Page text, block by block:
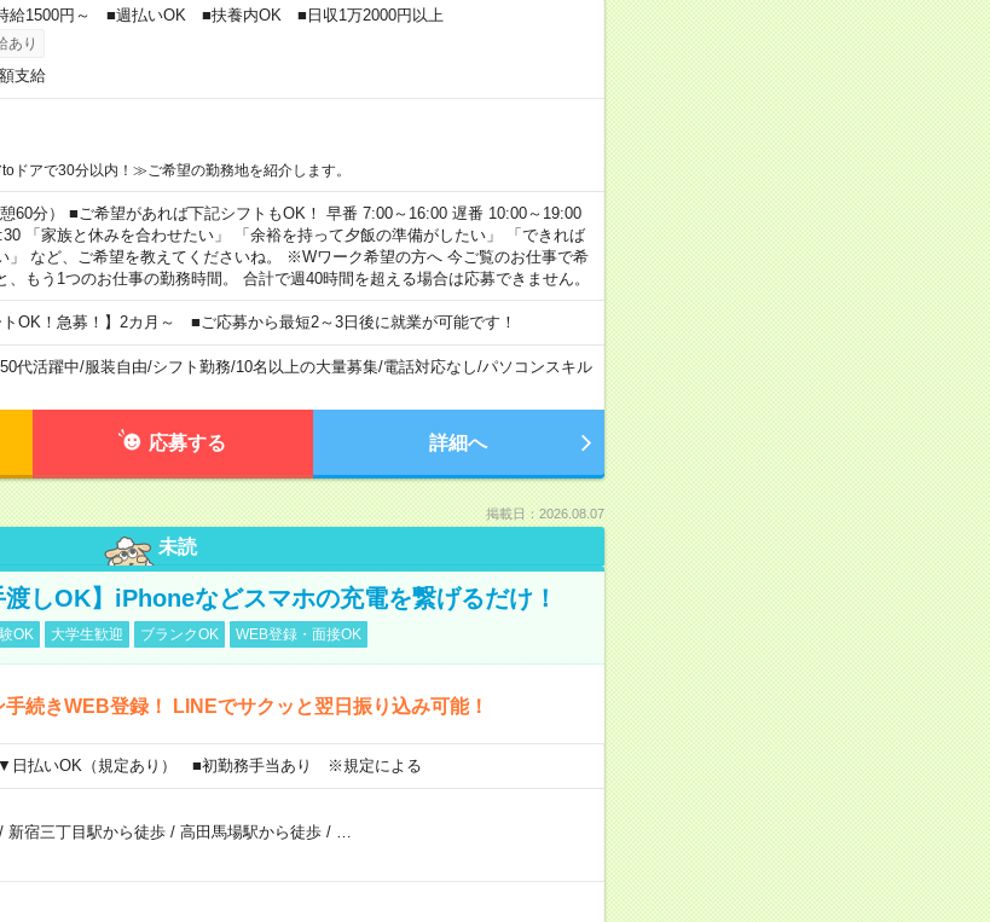
給1500円～ ■週払いOK ■扶養内OK ■日収1万2000円以上
あり
支給
ドアで30分以内！≫ご希望の勤務地を紹介します。
60分） ■ご希望があれば下記シフトもOK！ 早番 7:00～16:00 遅番 10:00～19:00
「家族と休みを合わせたい」 「余裕を持って夕飯の準備がしたい」 「できれば
」 など、ご希望を教えてくださいね。 ※Wワーク希望の方へ 今ご覧のお仕事で希
、もう1つのお仕事の勤務時間。 合計で週40時間を超える場合は応募できません。
トOK！急募！】2カ月～ ■ご応募から最短2～3日後に就業が可能です！
代活躍中/服装自由/シフト勤務/10名以上の大量募集/電話対応なし/パソコンスキル
応募する 詳細へ
掲載日：2026.08.07
未読
渡しOK】iPhoneなどスマホの充電を繋げるだけ！
OK 大学生歓迎 ブランクOK WEB登録・面接OK
続きWEB登録！ LINEでサクッと翌日振り込み可能！
日払いOK（規定あり） ■初勤務手当あり ※規定による
新宿三丁目駅から徒歩/ 高田馬場駅から徒歩/